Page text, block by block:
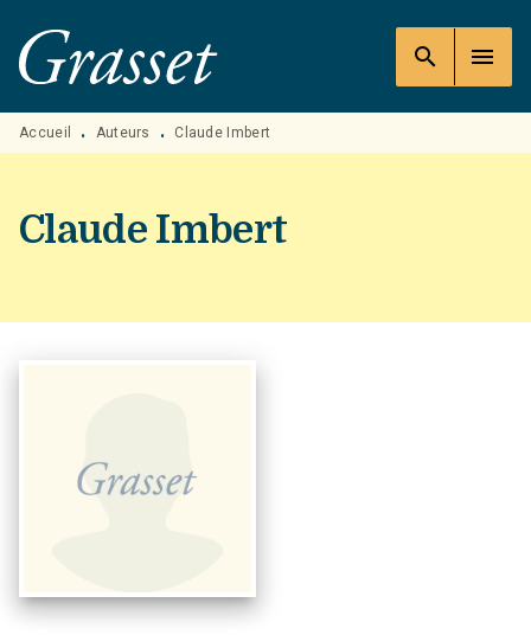
MENU RECHERCHE
PIED DE PAGE
search menu
Accueil • Auteurs • Claude Imbert
Claude Imbert